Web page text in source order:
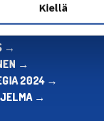
Kiellä
→
→
→
2024 →
→